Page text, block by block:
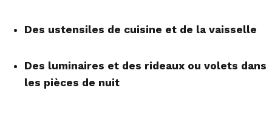
Des ustensiles de cuisine et de la vaisselle
Des luminaires et des rideaux ou volets dans
les pièces de nuit